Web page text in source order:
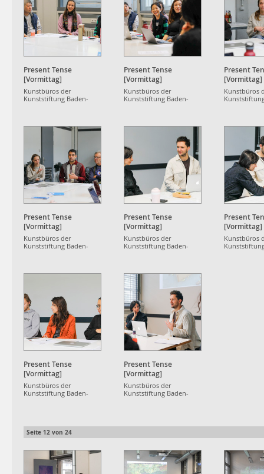
Present Tense
[Vormittag]
Kunstbüros der
Kunststiftung Baden-
Present Tense
[Vormittag]
Kunstbüros der
Kunststiftung Baden-
Present
[Vormittag]
Kunstbüros
Present Tense
[Vormittag]
Kunstbüros der
Kunststiftung Baden-
Present Tense
[Vormittag]
Kunstbüros der
Kunststiftung Baden-
Present
[Vormittag]
Kunstbüros
Present Tense
[Vormittag]
Kunstbüros der
Kunststiftung Baden-
Present Tense
[Vormittag]
Kunstbüros der
Kunststiftung Baden-
Seite 12 von 24